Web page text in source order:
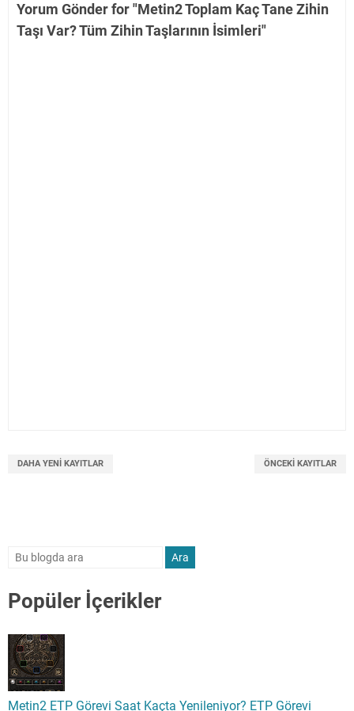
Yorum Gönder for "Metin2 Toplam Kaç Tane Zihin
Taşı Var? Tüm Zihin Taşlarının İsimleri"
DAHA YENI KAYITLAR ÖNCEKI KAYITLAR
Popüler İçerikler
Metin2 ETP Görevi Saat Kaçta Yenileniyor? ETP Görevi